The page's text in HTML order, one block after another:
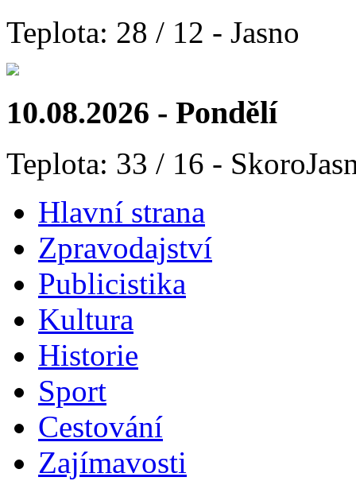
Teplota: 28 / 12 - Jasno
10.08.2026 - Pondělí
Teplota: 33 / 16 -
Hlavní strana
Zpravodajství
Publicistika
Kultura
Historie
Sport
Cestování
Zajímavosti